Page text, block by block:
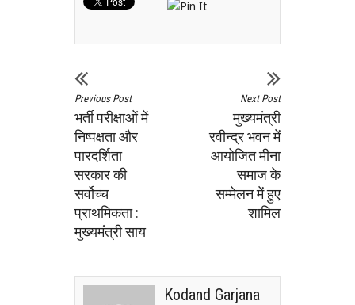
Previous Post
भर्ती परीक्षाओं में
निष्पक्षता और
पारदर्शिता
सरकार की
सर्वोच्च
प्राथमिकता :
मुख्यमंत्री साय
Next Post
मुख्यमंत्री
रवीन्द्र भवन में
आयोजित मीना
समाज के
सम्मेलन में हुए
शामिल
Kodand Garjana